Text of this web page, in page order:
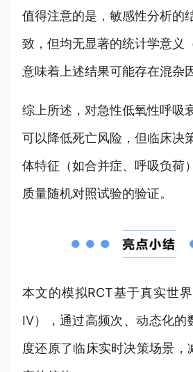
值得注意的是，敏感性分析的
致，但均无显著的统计学意义
意味着上述结果可能存在混杂
综上所述，对急性低氧性呼吸
可以降低死亡风险，但临床决
体特征（如合并症、呼吸负荷
质量随机对照试验的验证。
本文的模拟RCT基于真实世
IV），通过高频次、动态化的
度还原了临床实时决策场景，